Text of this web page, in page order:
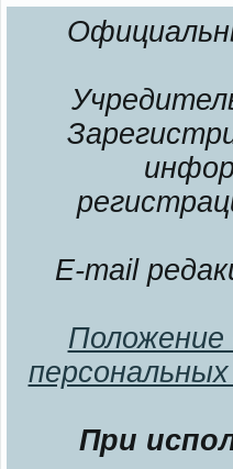
E-mail
Положение
При